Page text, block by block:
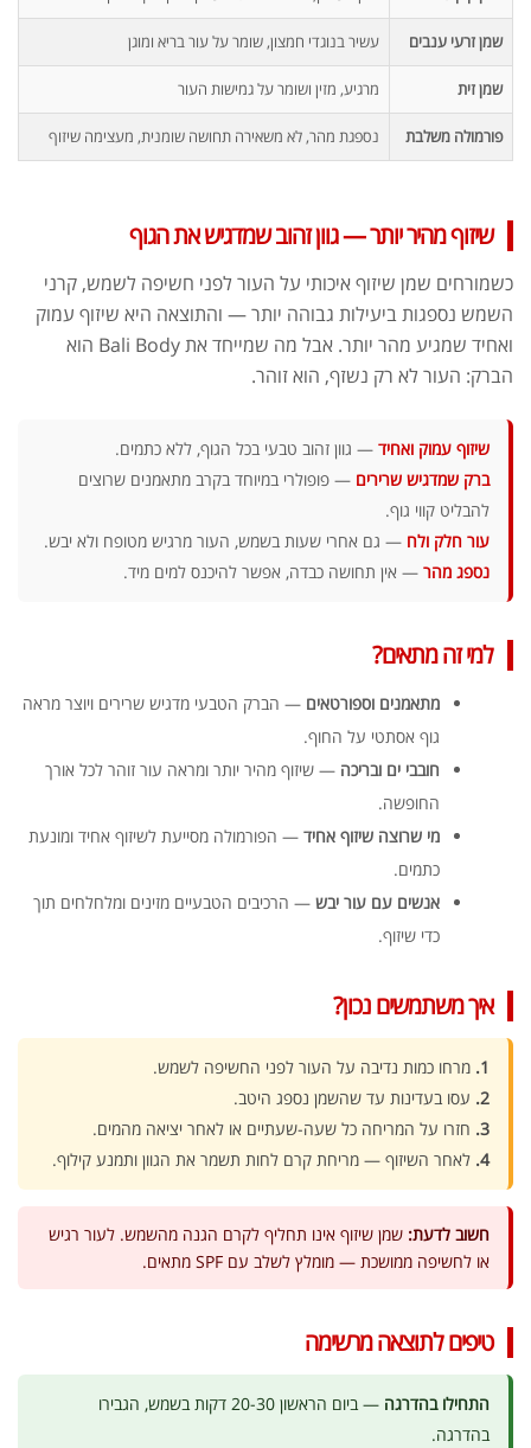
שמן זרעי ענבים עשיר בנוגדי חמצון, שומר על עור בריא ומוגן
שמן זית מרגיע, מזין ושומר על גמישות העור
פורמולה משלבת נספגת מהר, לא משאירה תחושה שומנית, מעצימה שיזוף
שיזוף מהיר יותר — גוון זהוב שמדגיש את הגוף
כשמורחים שמן שיזוף איכותי על העור לפני חשיפה לשמש, קרני
השמש נספגות ביעילות גבוהה יותר — והתוצאה היא שיזוף עמוק
ואחיד שמגיע מהר יותר. אבל מה שמייחד את Bali Body הוא
הברק: העור לא רק נשזף, הוא זוהר.
שיזוף עמוק ואחיד — גוון זהוב טבעי בכל הגוף, ללא כתמים.
ברק שמדגיש שרירים — פופולרי במיוחד בקרב מתאמנים שרוצים
להבליט קווי גוף.
עור חלק ולח — גם אחרי שעות בשמש, העור מרגיש מטופח ולא יבש.
נספג מהר — אין תחושה כבדה, אפשר להיכנס למים מיד.
למי זה מתאים?
מתאמנים וספורטאים — הברק הטבעי מדגיש שרירים ויוצר מראה
גוף אסתטי על החוף.
חובבי ים ובריכה — שיזוף מהיר יותר ומראה עור זוהר לכל אורך
החופשה.
מי שרוצה שיזוף אחיד — הפורמולה מסייעת לשיזוף אחיד ומונעת
כתמים.
אנשים עם עור יבש — הרכיבים הטבעיים מזינים ומלחלחים תוך
כדי שיזוף.
איך משתמשים נכון?
1. מרחו כמות נדיבה על העור לפני החשיפה לשמש.
2. עסו בעדינות עד שהשמן נספג היטב.
3. חזרו על המריחה כל שעה-שעתיים או לאחר יציאה מהמים.
4. לאחר השיזוף — מריחת קרם לחות תשמר את הגוון ותמנע קילוף.
חשוב לדעת: שמן שיזוף אינו תחליף לקרם הגנה מהשמש. לעור רגיש
או לחשיפה ממושכת — מומלץ לשלב עם SPF מתאים.
טיפים לתוצאה מרשימה
התחילו בהדרגה
— ביום הראשון 20-30 דקות בשמש, הגבירו
בהדרגה.